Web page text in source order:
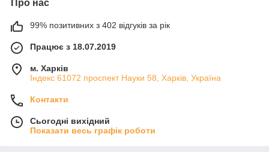
Про нас
99% позитивних з 402 відгуків за рік
Працює з 18.07.2019
м. Харків
Індекс 61072 проспект Науки 58, Харків, Україна
Контакти
Сьогодні вихідний
Показати весь графік роботи